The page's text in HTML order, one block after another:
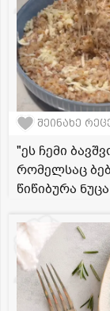
შეინახე
"ეს ჩემი
რომელსაც
წიწიბურა